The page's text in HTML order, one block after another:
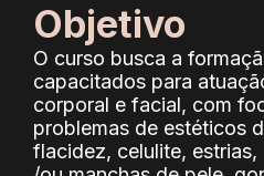
Objetivo
O curso busca a
capacitados para
corporal e facial, com
problemas de estéticos
flacidez, celulite, estrias,